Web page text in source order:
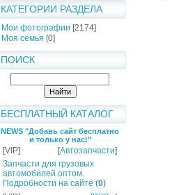
КАТЕГОРИИ РАЗДЕЛА
Мои фотографии [2174]
Моя семья [0]
ПОИСК
БЕСПЛАТНЫЙ КАТАЛОГ
NEWS "Добавь сайт бесплатно
и только у нас!"
[VIP] [Автозапчасти]
Запчасти для грузовых
автомобилей оптом.
Подробности на сайте (0)